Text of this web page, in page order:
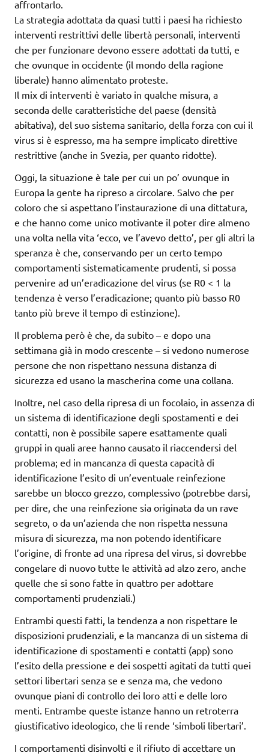
affrontarlo.
La strategia adottata da quasi tutti i paesi ha richiesto
interventi restrittivi delle libertà personali, interventi
che per funzionare devono essere adottati da tutti, e
che ovunque in occidente (il mondo della ragione
liberale) hanno alimentato proteste.
Il mix di interventi è variato in qualche misura, a
seconda delle caratteristiche del paese (densità
abitativa), del suo sistema sanitario, della forza con cui il
virus si è espresso, ma ha sempre implicato direttive
restrittive (anche in Svezia, per quanto ridotte).
Oggi, la situazione è tale per cui un po’ ovunque in
Europa la gente ha ripreso a circolare. Salvo che per
coloro che si aspettano l’instaurazione di una dittatura,
e che hanno come unico motivante il poter dire almeno
una volta nella vita ‘ecco, ve l’avevo detto’, per gli altri la
speranza è che, conservando per un certo tempo
comportamenti sistematicamente prudenti, si possa
pervenire ad un’eradicazione del virus (se R0 < 1 la
tendenza è verso l’eradicazione; quanto più basso R0
tanto più breve il tempo di estinzione).
Il problema però è che, da subito – e dopo una
settimana già in modo crescente – si vedono numerose
persone che non rispettano nessuna distanza di
sicurezza ed usano la mascherina come una collana.
Inoltre, nel caso della ripresa di un focolaio, in assenza di
un sistema di identificazione degli spostamenti e dei
contatti, non è possibile sapere esattamente quali
gruppi in quali aree hanno causato il riaccendersi del
problema; ed in mancanza di questa capacità di
identificazione l’esito di un’eventuale reinfezione
sarebbe un blocco grezzo, complessivo (potrebbe darsi,
per dire, che una reinfezione sia originata da un rave
segreto, o da un’azienda che non rispetta nessuna
misura di sicurezza, ma non potendo identificare
l’origine, di fronte ad una ripresa del virus, si dovrebbe
congelare di nuovo tutte le attività ad alzo zero, anche
quelle che si sono fatte in quattro per adottare
comportamenti prudenziali.)
Entrambi questi fatti, la tendenza a non rispettare le
disposizioni prudenziali, e la mancanza di un sistema di
identificazione di spostamenti e contatti (app) sono
l’esito della pressione e dei sospetti agitati da tutti quei
settori libertari senza se e senza ma, che vedono
ovunque piani di controllo dei loro atti e delle loro
menti. Entrambe queste istanze hanno un retroterra
giustificativo ideologico, che li rende ‘simboli libertari’.
I comportamenti disinvolti e il rifiuto di accettare un